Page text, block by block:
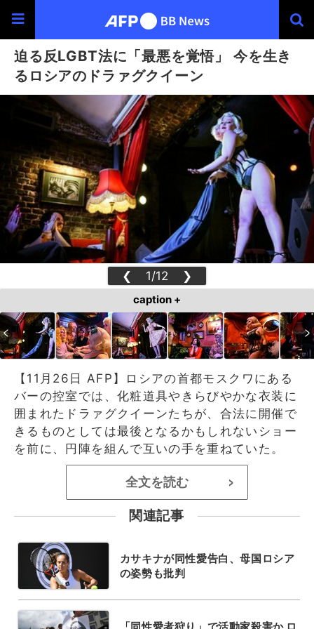
迫る反LGBT法に「最悪を覚悟」 今を生き
るロシアのドラァグクイーン
❮ 1/12 ❯
caption +
【11月26日 AFP】ロシアの首都モスクワにある
バーの控室では、化粧道具やきらびやかな衣装に
囲まれたドラァグクイーンたちが、合法に開催で
きるものとしては最後となるかもしれないショー
を前に、円陣を組んで互いの手を重ねていた。
全文を読む >
関連記事
カサキナが同性愛告白、母国ロシア
の姿勢も批判
「同性愛者狩り」で活動家殺害か ロ